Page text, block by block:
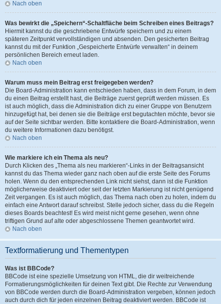
Nach oben
Was bewirkt die „Speichern“-Schaltfläche beim Schreiben eines Beitrags?
Hiermit kannst du die geschriebene Entwürfe speichern und zu einem
späteren Zeitpunkt vervollständigen und absenden. Den gesicherten Beitrag
kannst du mit der Funktion „Gespeicherte Entwürfe verwalten“ in deinem
persönlichen Bereich erneut laden.
Nach oben
Warum muss mein Beitrag erst freigegeben werden?
Die Board-Administration kann entschieden haben, dass in dem Forum, in dem
du einen Beitrag erstellt hast, die Beiträge zuerst geprüft werden müssen. Es
ist auch möglich, dass die Administration dich zu einer Gruppe von Benutzern
hinzugefügt hat, bei denen sie die Beiträge erst begutachten möchte, bevor sie
auf der Seite sichtbar werden. Bitte kontaktiere die Board-Administration, wenn
du weitere Informationen dazu benötigst.
Nach oben
Wie markiere ich ein Thema als neu?
Durch Klicken des „Thema als neu markieren“-Links in der Beitragsansicht
kannst du das Thema wieder ganz nach oben auf die erste Seite des Forums
holen. Wenn du den entsprechenden Link nicht siehst, dann ist die Funktion
möglicherweise deaktiviert oder seit der letzten Markierung ist nicht genügend
Zeit vergangen. Es ist auch möglich, das Thema nach oben zu holen, indem du
einfach eine Antwort darauf schreibst. Stelle jedoch sicher, dass du die Regeln
dieses Boards beachtest! Es wird meist nicht gerne gesehen, wenn ohne
triftigen Grund auf alte oder abgeschlossene Themen geantwortet wird.
Nach oben
Textformatierung und Thementypen
Was ist BBCode?
BBCode ist eine spezielle Umsetzung von HTML, die dir weitreichende
Formatierungsmöglichkeiten für deinen Text gibt. Die Rechte zur Verwendung
von BBCode werden durch die Board-Administration vergeben, können jedoch
auch durch dich für jeden einzelnen Beitrag deaktiviert werden. BBCode ist